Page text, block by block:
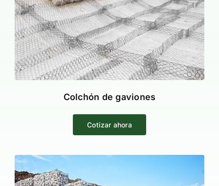
Colchón de gaviones
Cotizar ahora